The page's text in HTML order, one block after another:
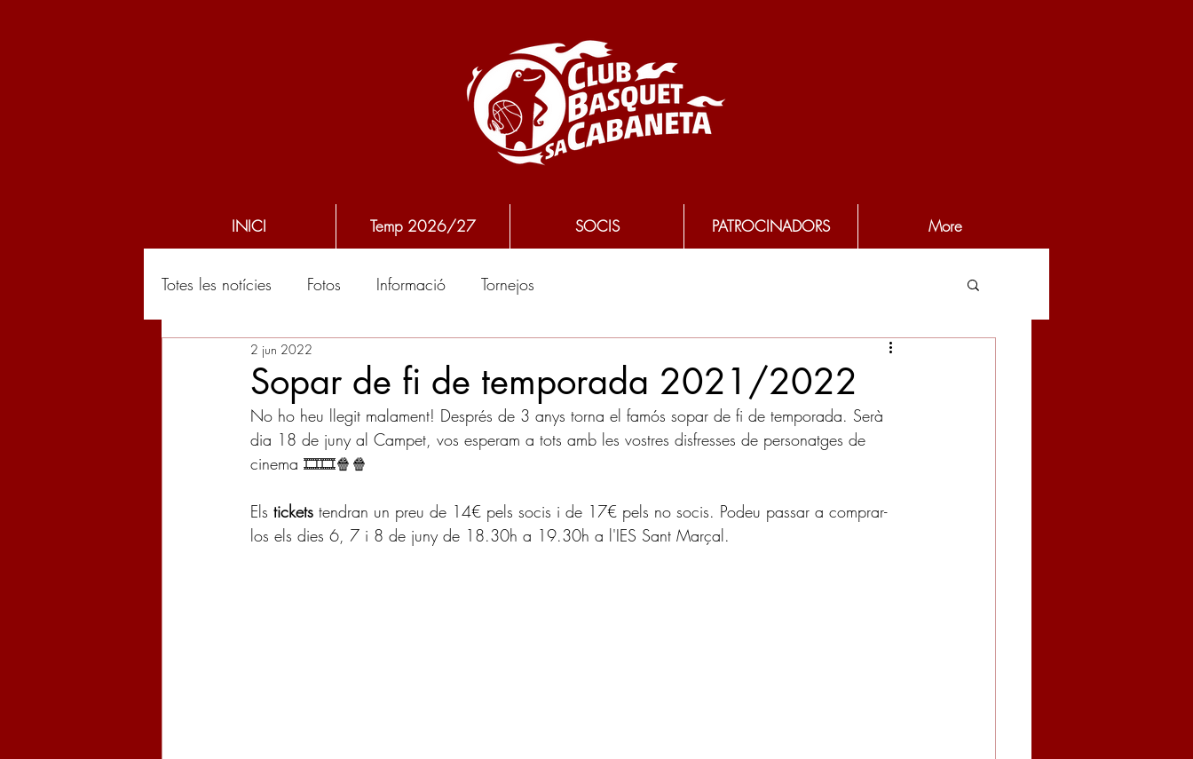
INICI Temp 2026/27 SOCIS PATROCINADORS More
Totes les notícies Fotos Informació Tornejos
Sopar de fi de temporada 2021/2022
2 jun 2022
No ho heu llegit malament! Després de 3 anys torna el famós sopar de fi de temporada. Serà
dia 18 de juny al Campet, vos esperam a tots amb les vostres disfresses de personatges de
cinema 🎞️🎞️🍿🍿
Els tickets tendran un preu de 14€ pels socis i de 17€ pels no socis. Podeu passar a comprar-
los els dies 6, 7 i 8 de juny de 18.30h a 19.30h a l'IES Sant Marçal.